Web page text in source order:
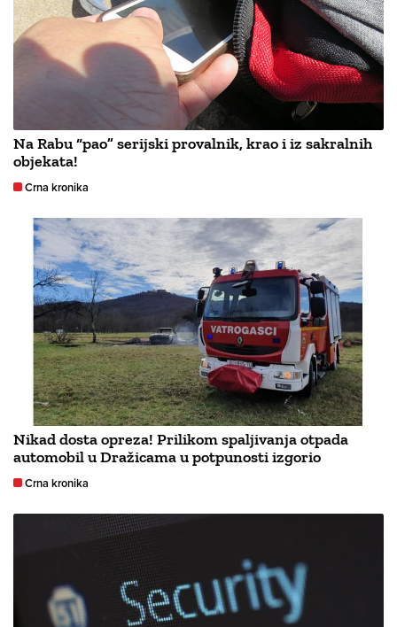
Na Rabu “pao” serijski provalnik, krao i iz sakralnih
objekata!
Crna kronika
Nikad dosta opreza! Prilikom spaljivanja otpada
automobil u Dražicama u potpunosti izgorio
Crna kronika